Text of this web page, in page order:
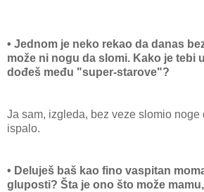
• Jednom je neko rekao da danas
može ni nogu da slomi. Kako je tebi
dođeš među "super-starove"?
Ja sam, izgleda, bez veze slomio noge
ispalo.
• Deluješ baš kao fino vaspitan
gluposti? Šta je ono što može